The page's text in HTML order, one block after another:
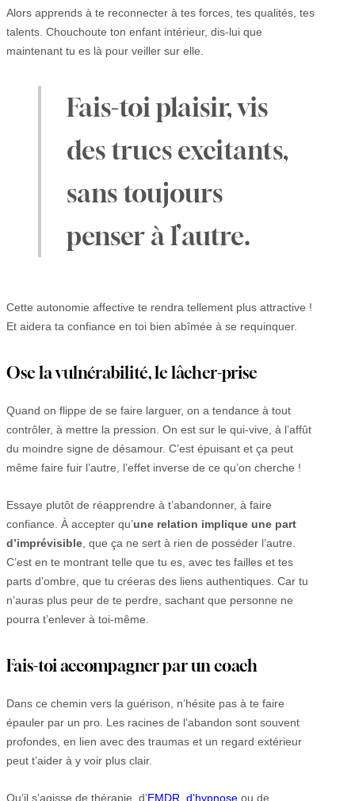
Alors apprends à te reconnecter à tes forces, tes qualités, tes
talents. Chouchoute ton enfant intérieur, dis-lui que
maintenant tu es là pour veiller sur elle.
Fais-toi plaisir, vis
des trucs excitants,
sans toujours
penser à l’autre.
Cette autonomie affective te rendra tellement plus attractive !
Et aidera ta confiance en toi bien abîmée à se requinquer.
Ose la vulnérabilité, le lâcher-prise
Quand on flippe de se faire larguer, on a tendance à tout
contrôler, à mettre la pression. On est sur le qui-vive, à l’affût
du moindre signe de désamour. C’est épuisant et ça peut
même faire fuir l’autre, l’effet inverse de ce qu’on cherche !
Essaye plutôt de réapprendre à t’abandonner, à faire
confiance. À accepter qu’une relation implique une part
d’imprévisible , que ça ne sert à rien de posséder l’autre.
C’est en te montrant telle que tu es, avec tes failles et tes
parts d’ombre, que tu créeras des liens authentiques. Car tu
n’auras plus peur de te perdre, sachant que personne ne
pourra t’enlever à toi-même.
Fais-toi accompagner par un coach
Dans ce chemin vers la guérison, n’hésite pas à te faire
épauler par un pro. Les racines de l’abandon sont souvent
profondes, en lien avec des traumas et un regard extérieur
peut t’aider à y voir plus clair.
Qu’il s’agisse de thérapie, d’EMDR d’hypnose ou de